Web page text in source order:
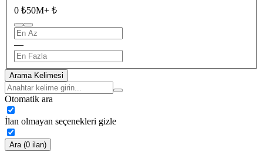
0 ₺50M+ ₺
—
Arama Kelimesi
Otomatik ara
İlan olmayan seçenekleri gizle
Ara (0 ilan)